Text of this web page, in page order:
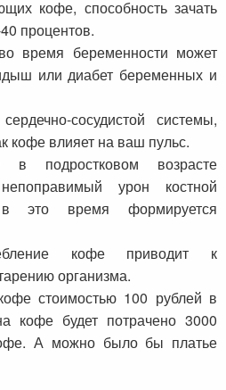
кофе, способность зачать
процентов.
время беременности может
или диабет беременных и
сосудистой системы,
кофе влияет на ваш пульс.
в подростковом возрасте
урон костной
это время формируется
кофе приводит к
организма.
стоимостью 100 рублей в
кофе будет потрачено 3000
А можно было бы платье